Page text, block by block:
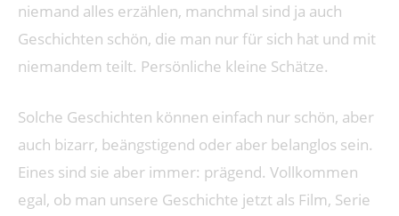
niemand alles erzählen, manchmal sind ja auch
Geschichten schön, die man nur für sich hat und mit
niemandem teilt. Persönliche kleine Schätze.
Solche Geschichten können einfach nur schön, aber
auch bizarr, beängstigend oder aber belanglos sein.
Eines sind sie aber immer: prägend. Vollkommen
egal, ob man unsere Geschichte jetzt als Film, Serie